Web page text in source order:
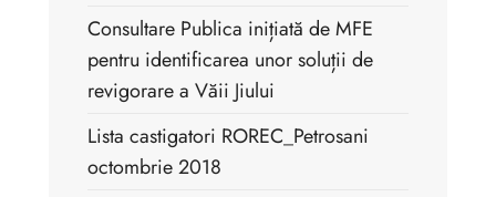
Consultare Publica inițiată de MFE
pentru identificarea unor soluții de
revigorare a Văii Jiului
Lista castigatori ROREC_Petrosani
octombrie 2018